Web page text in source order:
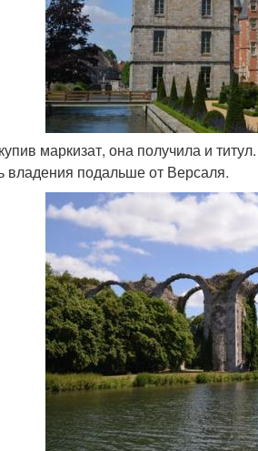
маркизат, она получила и
владения подальше от Версаля.